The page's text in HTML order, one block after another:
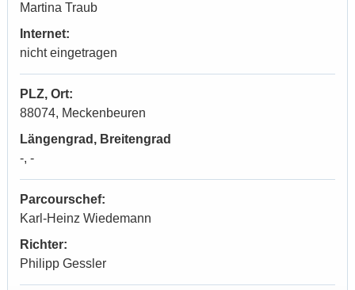
Martina Traub
Internet:
nicht eingetragen
PLZ, Ort:
88074, Meckenbeuren
Längengrad, Breitengrad
-, -
Parcourschef:
Karl-Heinz Wiedemann
Richter:
Philipp Gessler